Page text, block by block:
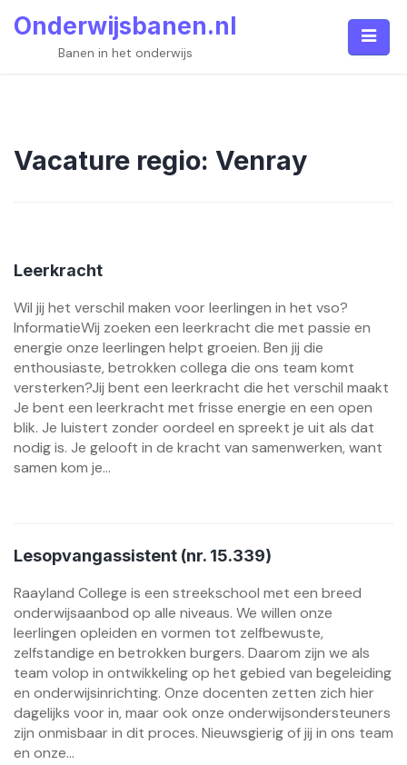
Onderwijsbanen.nl
Banen in het onderwijs
Vacature regio: Venray
Leerkracht
Wil jij het verschil maken voor leerlingen in het vso?
InformatieWij zoeken een leerkracht die met passie en
energie onze leerlingen helpt groeien. Ben jij die
enthousiaste, betrokken collega die ons team komt
versterken?Jij bent een leerkracht die het verschil maakt
Je bent een leerkracht met frisse energie en een open
blik. Je luistert zonder oordeel en spreekt je uit als dat
nodig is. Je gelooft in de kracht van samenwerken, want
samen kom je...
Lesopvangassistent (nr. 15.339)
Raayland College is een streekschool met een breed
onderwijsaanbod op alle niveaus. We willen onze
leerlingen opleiden en vormen tot zelfbewuste,
zelfstandige en betrokken burgers. Daarom zijn we als
team volop in ontwikkeling op het gebied van begeleiding
en onderwijsinrichting. Onze docenten zetten zich hier
dagelijks voor in, maar ook onze onderwijsondersteuners
zijn onmisbaar in dit proces. Nieuwsgierig of jij in ons team
en onze...